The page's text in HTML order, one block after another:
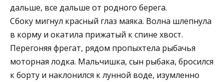
дальше, все дальше от родного берега.
Сбоку мигнул красный глаз маяка. Волна шлепнула
в корму и окатила прижатый к спине хвост.
Перегоняя фрегат, рядом пропыхтела рыбачья
моторная лодка. Мальчишка, сын рыбака, бросился
к борту и наклонился к лунной воде, изумленно